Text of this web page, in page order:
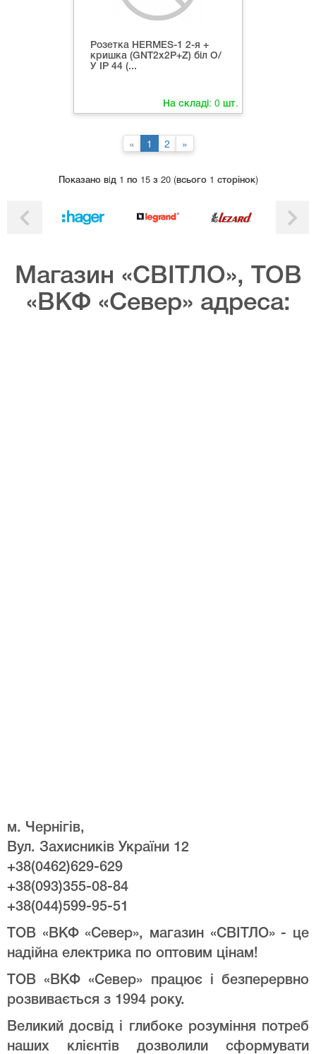
Розетка HERMES-1 2-я +
кришка (GNT2х2P+Z) біл О/
У ІР 44 (...
На складі: 0 шт.
« 1 2 »
Показано вiд 1 по 15 з 20 (всього 1 сторінок)
Магазин «СВІТЛО», ТОВ
«ВКФ «Север» адреса:
м. Чернігів,
Вул. Захисників України 12
+38(0462)629-629
+38(093)355-08-84
+38(044)599-95-51
ТОВ «ВКФ «Север», магазин «СВІТЛО» - це
надійна електрика по оптовим цінам!
ТОВ «ВКФ «Север» працює і безперервно
розвивається з 1994 року.
Великий досвід і глибоке розуміння потреб
наших клієнтів дозволили сформувати